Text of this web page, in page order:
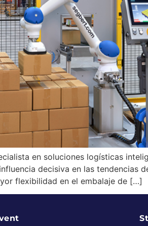
en soluciones logísticas
decisiva en las tendencias
flexibilidad en el embalaje de […]